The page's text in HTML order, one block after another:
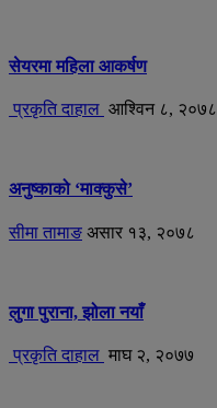
सेयरमा महिला आकर्षण
प्रकृति दाहाल आश्विन ८, २०७८
अनुष्काको ‘माक्कुसे’
सीमा तामाङ असार १३, २०७८
लुगा पुराना, झोला नयाँ
प्रकृति दाहाल माघ २, २०७७